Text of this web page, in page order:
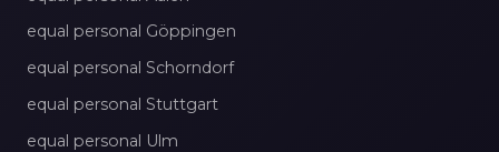
equal personal Göppingen
equal personal Schorndorf
equal personal Stuttgart
equal personal Ulm